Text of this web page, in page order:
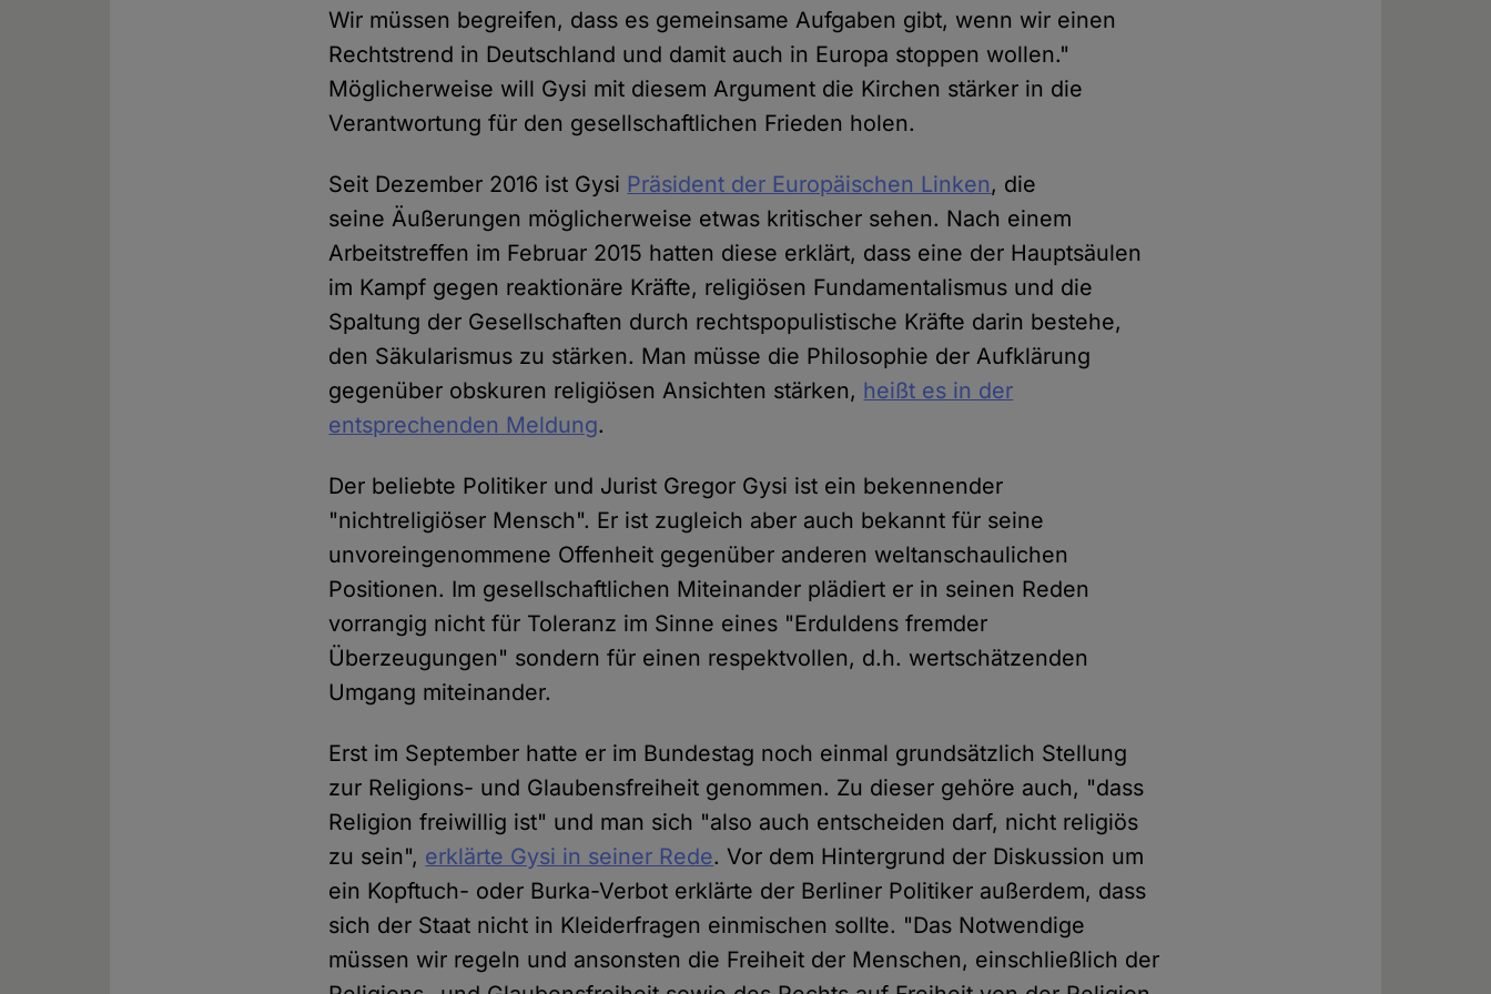
Wir müssen begreifen, dass es gemeinsame Aufgaben gibt, wenn wir einen
Rechtstrend in Deutschland und damit auch in Europa stoppen wollen."
Möglicherweise will Gysi mit diesem Argument die Kirchen stärker in die
Verantwortung für den gesellschaftlichen Frieden holen.
Seit Dezember 2016 ist Gysi Präsident der Europäischen Linken, die
seine Äußerungen möglicherweise etwas kritischer sehen. Nach einem
Arbeitstreffen im Februar 2015 hatten diese erklärt, dass eine der Hauptsäulen
im Kampf gegen reaktionäre Kräfte, religiösen Fundamentalismus und die
Spaltung der Gesellschaften durch rechtspopulistische Kräfte darin bestehe,
den Säkularismus zu stärken. Man müsse die Philosophie der Aufklärung
gegenüber obskuren religiösen Ansichten stärken, heißt es in der
entsprechenden Meldung.
Der beliebte Politiker und Jurist Gregor Gysi ist ein bekennender
"nichtreligiöser Mensch". Er ist zugleich aber auch bekannt für seine
unvoreingenommene Offenheit gegenüber anderen weltanschaulichen
Positionen. Im gesellschaftlichen Miteinander plädiert er in seinen Reden
vorrangig nicht für Toleranz im Sinne eines "Erduldens fremder
Überzeugungen" sondern für einen respektvollen, d.h. wertschätzenden
Umgang miteinander.
Erst im September hatte er im Bundestag noch einmal grundsätzlich Stellung
zur Religions- und Glaubensfreiheit genommen. Zu dieser gehöre auch, "dass
Religion freiwillig ist" und man sich "also auch entscheiden darf, nicht religiös
zu sein", erklärte Gysi in seiner Rede. Vor dem Hintergrund der Diskussion um
ein Kopftuch- oder Burka-Verbot erklärte der Berliner Politiker außerdem, dass
sich der Staat nicht in Kleiderfragen einmischen sollte. "Das Notwendige
müssen wir regeln und ansonsten die Freiheit der Menschen, einschließlich der